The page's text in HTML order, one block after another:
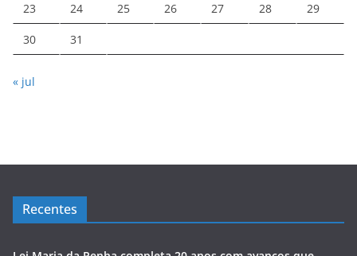
23 24 25 26 27 28 29
30 31
« jul
Recentes